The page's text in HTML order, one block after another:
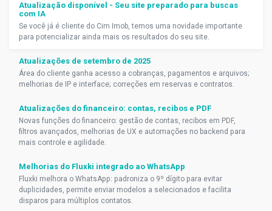
Atualização disponível - Seu site preparado para buscas
com IA
Se você já é cliente do Cim Imob, temos uma novidade importante
para potencializar ainda mais os resultados do seu site.
Atualizações de setembro de 2025
Área do cliente ganha acesso a cobranças, pagamentos e arquivos;
melhorias de IP e interface; correções em reservas e contratos.
Atualizações do financeiro: contas, recibos e PDF
Novas funções do financeiro: gestão de contas, recibos em PDF,
filtros avançados, melhorias de UX e automações no backend para
mais controle e agilidade.
Melhorias do Fluxki integrado ao WhatsApp
Fluxki melhora o WhatsApp: padroniza o 9º dígito para evitar
duplicidades, permite enviar modelos a selecionados e facilita
disparos para múltiplos contatos.